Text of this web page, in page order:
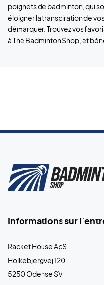
poignets de badminton, qui
éloigner la transpiration de
démarquer. Trouvez vos
à The Badminton Shop, et
Informations sur
Racket House ApS
Holkebjergvej 120
5250 Odense SV